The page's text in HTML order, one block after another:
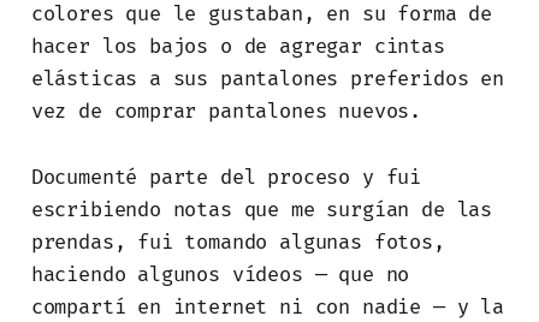
colores que le gustaban, en su forma de
hacer los bajos o de agregar cintas
elásticas a sus pantalones preferidos en
vez de comprar pantalones nuevos.
Documenté parte del proceso y fui
escribiendo notas que me surgían de las
prendas, fui tomando algunas fotos,
haciendo algunos vídeos — que no
compartí en internet ni con nadie — y la